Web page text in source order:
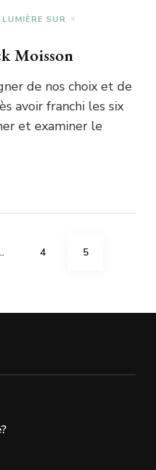
LUMIÈRE SUR
Moisson
de nos choix et de
avoir franchi les six
et examiner le
PAGE
4 PAGE
5